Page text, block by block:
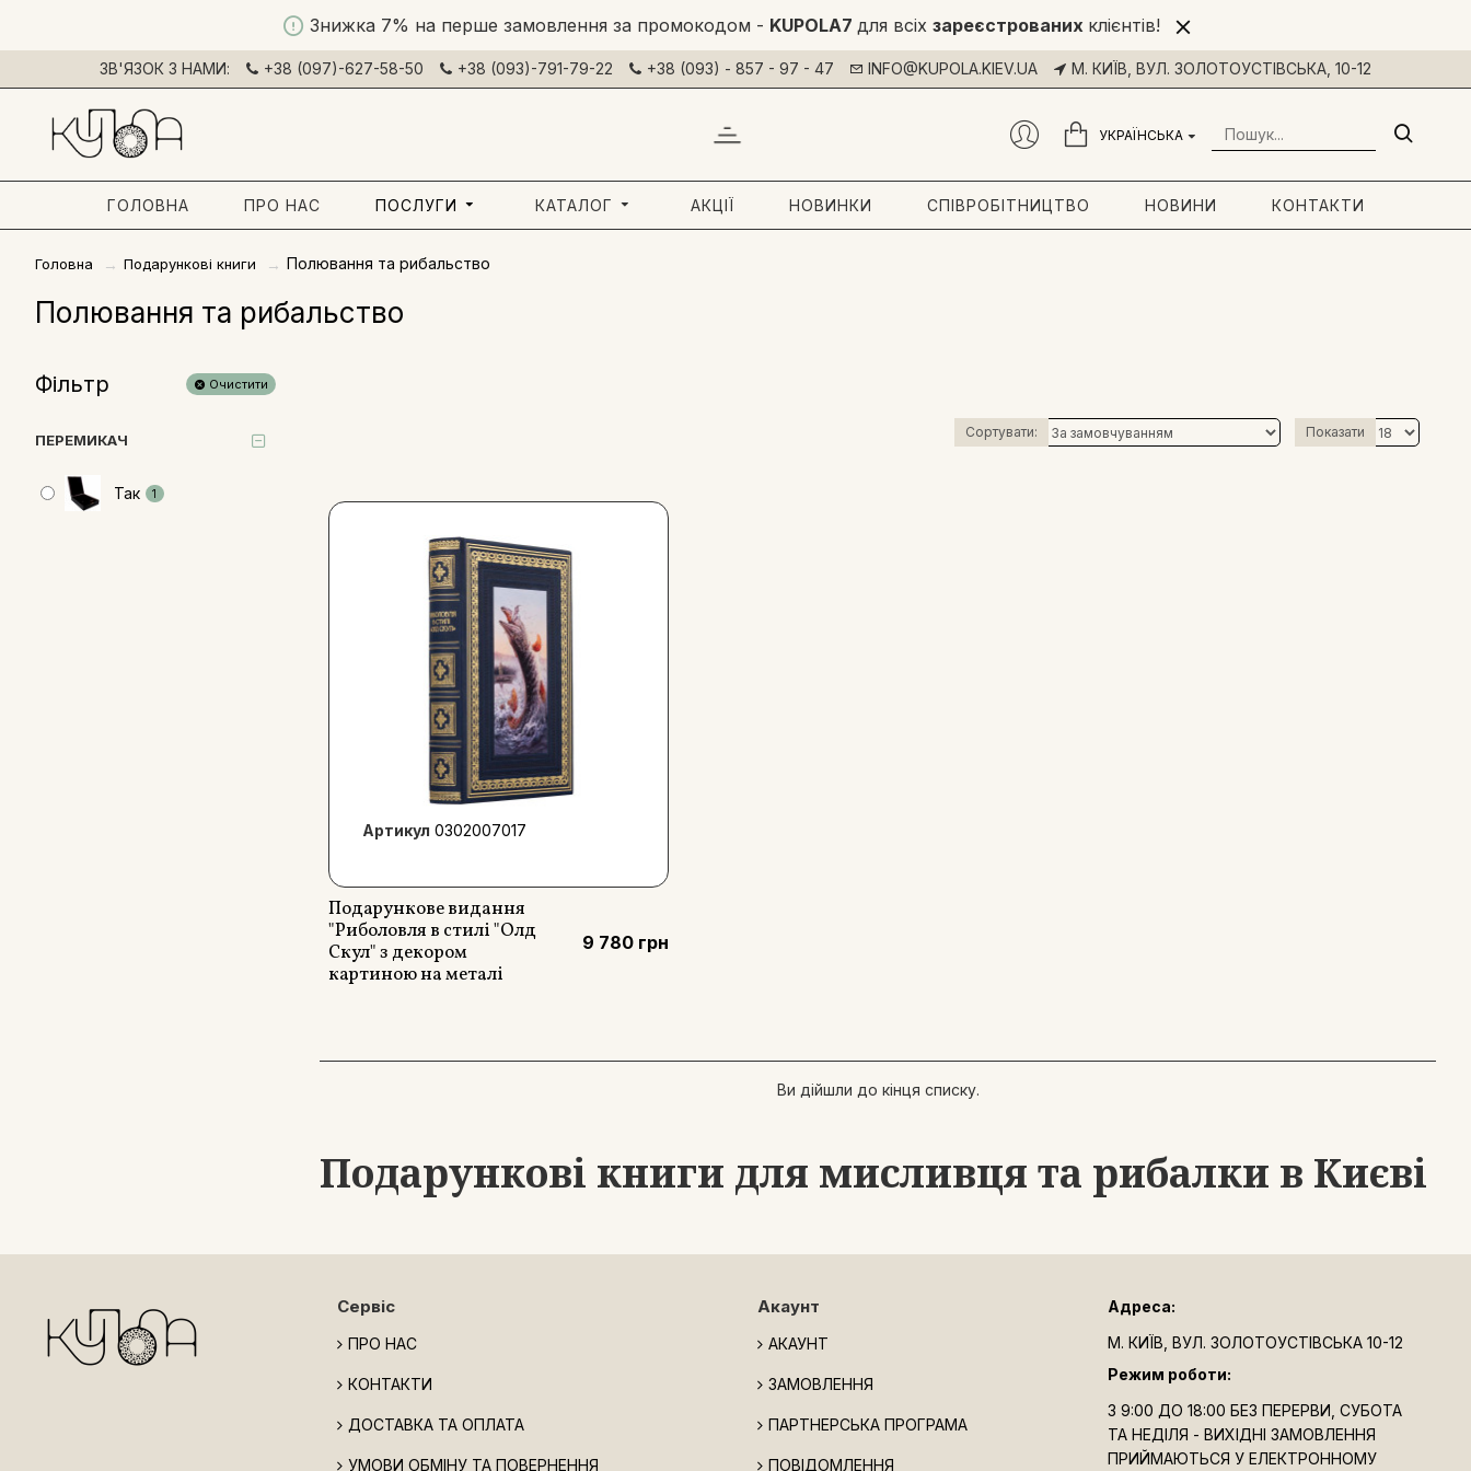
Знижка 7% на перше замовлення за промокодом - KUPOLA7 для всіх зареєстрованих клієнтів!
ЗВ'ЯЗОК З НАМИ: +38 (097)-627-58-50 +38 (093)-791-79-22 +38 (093) - 857 - 97 - 47 INFO@KUPOLA.KIEV.UA М. КИЇВ, ВУЛ. ЗОЛОТОУСТІВСЬКА, 10-12
УКРАЇНСЬКА
ГОЛОВНА ПРО НАС ПОСЛУГИ КАТАЛОГ АКЦІЇ НОВИНКИ СПІВРОБІТНИЦТВО НОВИНИ КОНТАКТИ
Головна Подарункові книги Полювання та рибальство
Полювання та рибальство
Фільтр Очистити
ПЕРЕМИКАЧ
Так 1
Подарункові книги для мисливця та рибалки в Києві
Сортувати: Показати
Артикул 0302007017
Подарункове видання
"Риболовля в стилі "Олд
Скул" з декором
картиною на металі
9 780 грн
Ви дійшли до кінця списку.
Сервіс
ПРО НАС
КОНТАКТИ
ДОСТАВКА ТА ОПЛАТА
УМОВИ ОБМІНУ ТА ПОВЕРНЕННЯ
Акаунт
АКАУНТ
ЗАМОВЛЕННЯ
ПАРТНЕРСЬКА ПРОГРАМА
ПОВІДОМЛЕННЯ
Адреса:
М. КИЇВ, ВУЛ. ЗОЛОТОУСТІВСЬКА 10-12
Режим роботи:
З 9:00 ДО 18:00 БЕЗ ПЕРЕРВИ, СУБОТА
ТА НЕДІЛЯ - ВИХІДНІ ЗАМОВЛЕННЯ
ПРИЙМАЮТЬСЯ У ЕЛЕКТРОННОМУ